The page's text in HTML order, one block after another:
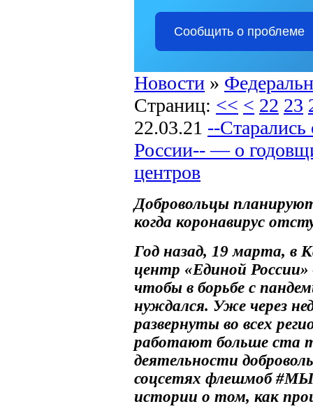
Сообщить о проблеме
Новости »
Страниц: << < 22 23
22.03.21 --
России-- — о
центров
Добровольцы
когда коронавирус
Год назад, 19 марта, в
центр «Единой
чтобы в борьбе с
нуждался. Уже через
развернуты во всех
работают больше ста
деятельности
соцсетях флешмоб
истории о том, как